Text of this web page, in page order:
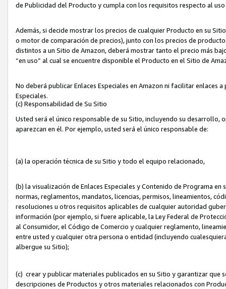
de Publicidad del Producto y cumpla con los requisitos respecto al uso
Además, si decide mostrar los precios de cualquier Producto en su
o motor de comparación de precios), junto con los precios de
distintos a un Sitio de Amazon, deberá mostrar tanto el precio más
“en uso” al cual se encuentre disponible el Producto en el Sitio de
No deberá publicar Enlaces Especiales en Amazon ni facilitar enlaces
Especiales.
(c) Responsabilidad de Su Sitio
Usted será el único responsable de su Sitio, incluyendo su
aparezcan en él. Por ejemplo, usted será el único responsable de:
(a) la operación técnica de su Sitio y todo el equipo relacionado,
(b) la visualización de Enlaces Especiales y Contenido de Programa
normas, reglamentos, mandatos, licencias, permisos, lineamientos,
resoluciones u otros requisitos aplicables de cualquier autoridad
información (por ejemplo, si fuere aplicable, la Ley Federal de
al Consumidor, el Código de Comercio y cualquier reglamento,
entre usted y cualquier otra persona o entidad (incluyendo
albergue su Sitio);
(c) crear y publicar materiales publicados en su Sitio y garantizar que
descripciones de Productos y otros materiales relacionados con